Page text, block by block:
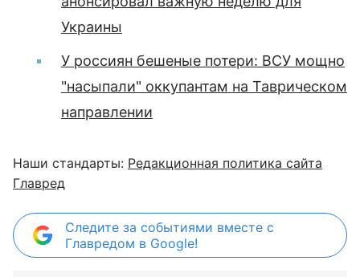
Украины
У россиян бешеные потери: ВСУ мощно
"насыпали" оккупантам на Таврическом
направлении
Наши стандарты: Редакционная политика сайта
Главред
Следите за событиями вместе с
Главредом в Google!